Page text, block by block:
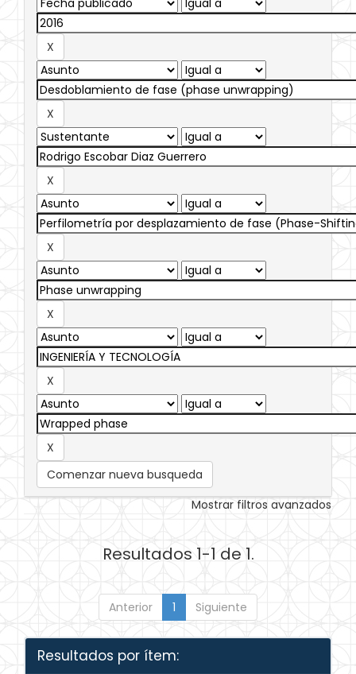
Comenzar nueva busqueda
Mostrar filtros avanzados
Resultados 1-1 de 1.
Anterior 1 Siguiente
Resultados por ítem: